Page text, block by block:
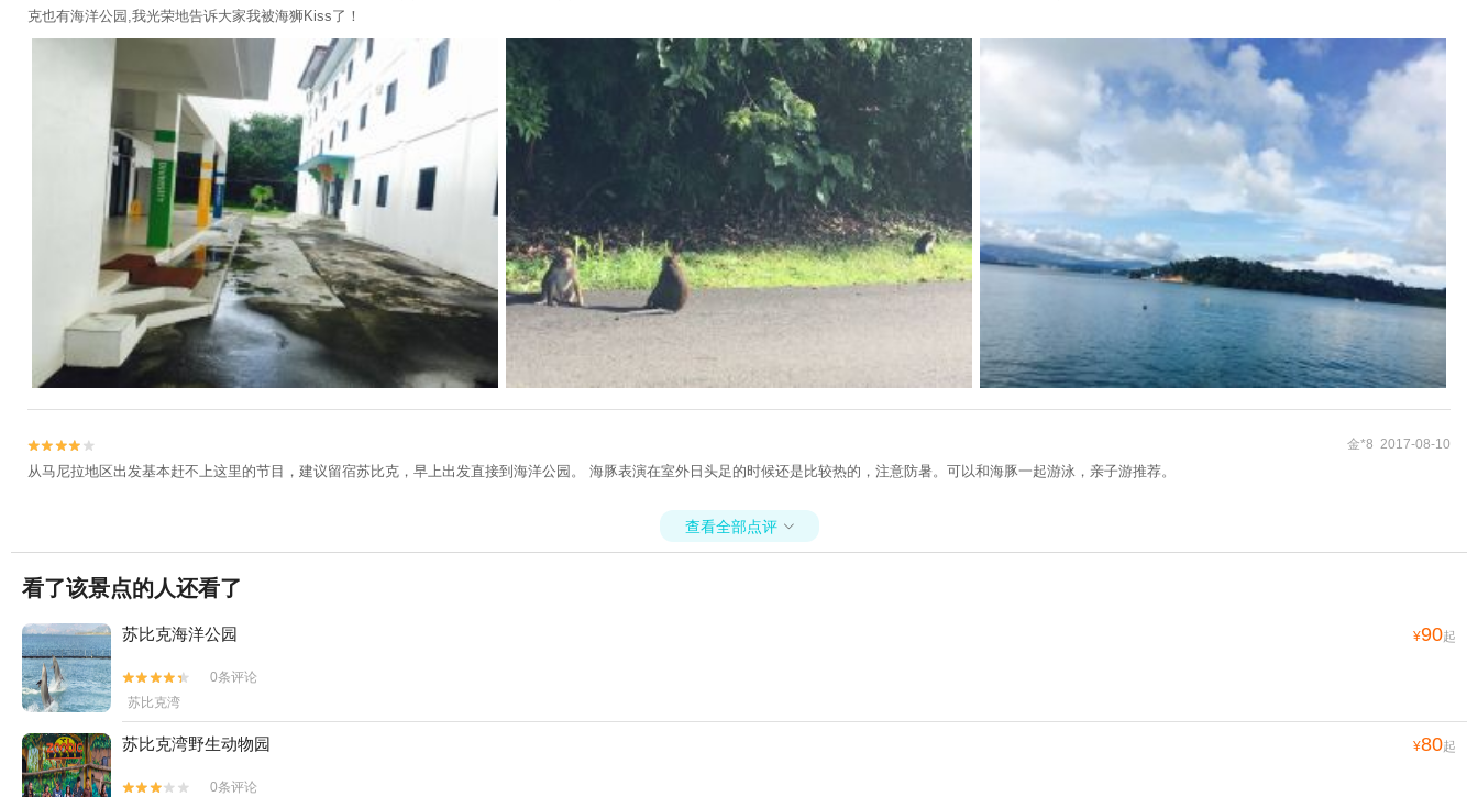
克也有海洋公园,我光荣地告诉大家我被海狮Kiss了！

 金*8 2017-08-10
从马尼拉地区出发基本赶不上这里的节目，建议留宿苏比克，早上出发直接到海洋公园。 海豚表演在室外日头足的时候还是比较热的，注意防暑。可以和海豚一起游泳，亲子游推荐。
查看全部点评 
看了该景点的人还看了
苏比克海洋公园 ¥90起


0条评论
苏比克湾
苏比克湾野生动物园 ¥80起

 0条评论